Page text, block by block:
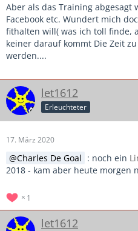
Aber als das Training abgesagt
Facebook etc. Wundert mich
fithalten will( was ich toll finde,
keiner darauf kommt Die Zeit
werden....
let1612
Erleuchteter
17. März 2020
Charles De Goal : noch ein
2018 - kam aber heute morgen
1
let1612